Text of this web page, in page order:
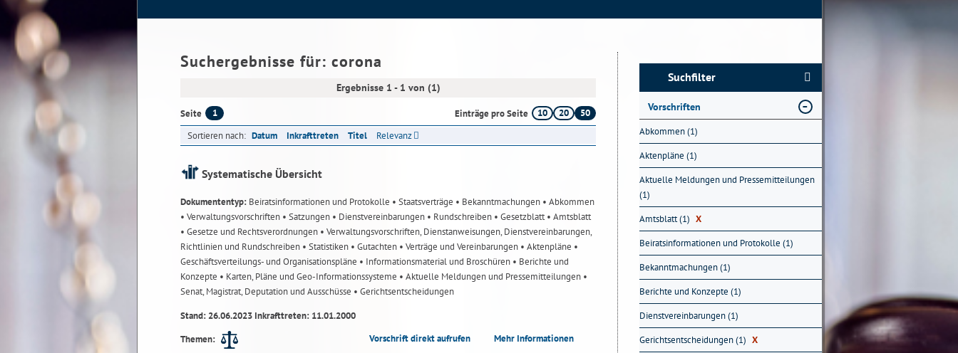
Suchergebnisse für: corona
Ergebnisse 1 - 1 von (1)
Seite 1 Einträge pro Seite 10 20
50
Sortieren nach: Datum Inkrafttreten Titel Relevanz
Systematische Übersicht
Dokumententyp: Beiratsinformationen und Protokolle • Staatsverträge • Bekanntmachungen • Abkommen
• Verwaltungsvorschriften • Satzungen • Dienstvereinbarungen • Rundschreiben • Gesetzblatt• Amtsblatt
• Gesetze und Rechtsverordnungen • Verwaltungsvorschriften, Dienstanweisungen, Dienstvereinbarungen,
Richtlinien und Rundschreiben • Statistiken • Gutachten • Verträge und Vereinbarungen • Aktenpläne •
Geschäftsverteilungs- und Organisationspläne • Informationsmaterial und Broschüren • Berichte und
Konzepte • Karten, Pläne und Geo-Informationssysteme • Aktuelle Meldungen und Pressemitteilungen •
Senat, Magistrat, Deputation und Ausschüsse • Gerichtsentscheidungen
Stand: 26.06.2023 Inkrafttreten: 11.01.2000
Themen:
Vorschrift direkt aufrufen Mehr Informationen
Suchfilter
Vorschriften
Abkommen (1)
Aktenpläne (1)
Aktuelle Meldungen und Pressemitteilungen
(1)
Amtsblatt (1) X
Beiratsinformationen und Protokolle (1)
Bekanntmachungen (1)
Berichte und Konzepte (1)
Dienstvereinbarungen (1)
Gerichtsentscheidungen (1) X